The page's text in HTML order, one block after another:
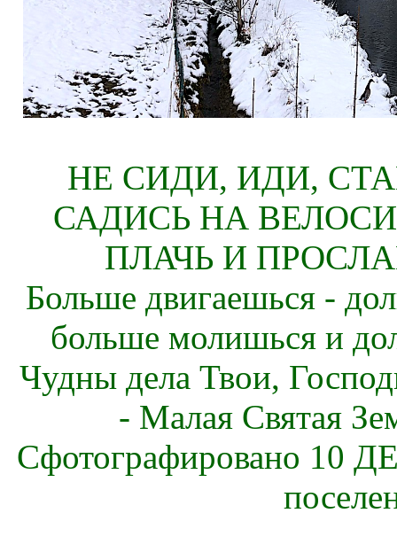
НЕ СИДИ, ИДИ,
САДИСЬ НА
ПЛАЧЬ И
Больше двигаешься -
больше молишься и
Чудны дела Твои,
- Малая Святая
Сфотографировано 10